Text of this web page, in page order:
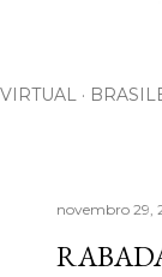
novembro 29,